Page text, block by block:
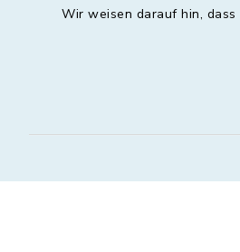
Wir weisen darauf hin,